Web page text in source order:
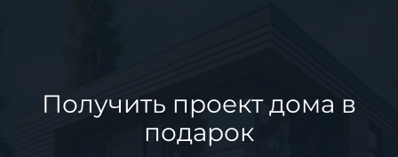
Получить проект дома в
подарок